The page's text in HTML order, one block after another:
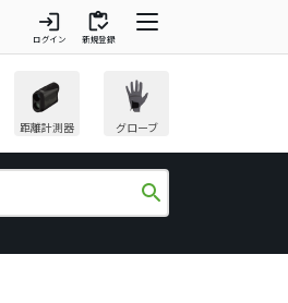
login
ログイン
inventory
新規登録
距離計測器 グローブ
search